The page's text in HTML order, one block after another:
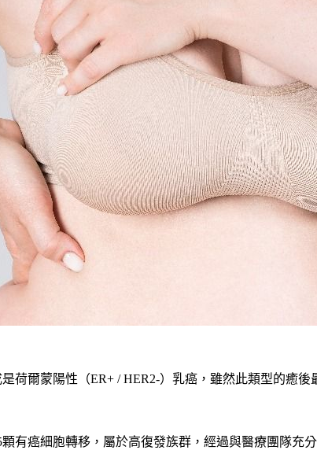
荷爾蒙陽性（ER+ / HER2-）乳癌，雖然此類型的癒
有癌細胞轉移，屬於高復發族群，經過與醫療團隊充